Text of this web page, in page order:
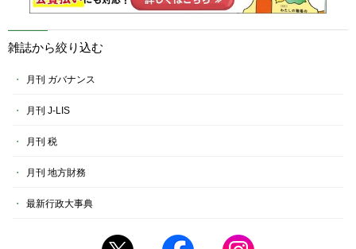
雑誌から絞り込む
月刊 ガバナンス
月刊 J-LIS
月刊 税
月刊 地方財務
最新行政大事典